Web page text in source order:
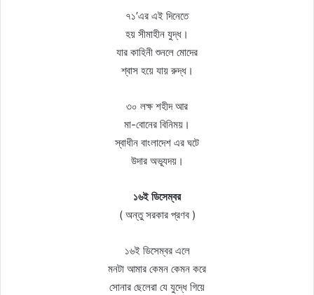
৭১’এর এই দিনেতে
হয় সীমাহীন যুদ্ধ।
যার কাহিনী শুনলে মোদের
শ্বাস হয়ে যায় রুদ্ধ।
৩০ লক্ষ শহীদ আর
মা-বোনের বিনিময়।
স্বাধীন বাংলাদেশ এর ঘটে
উদার অভ্যূদয়।
১৬ই ডিসেম্বর
( অন্তু সরকার প্রণব )
১৬ই ডিসেম্বর এলে
মনটা আমার কেমন কেমন করে
সোনার ছেলেরা যে যুদ্ধে গিয়ে